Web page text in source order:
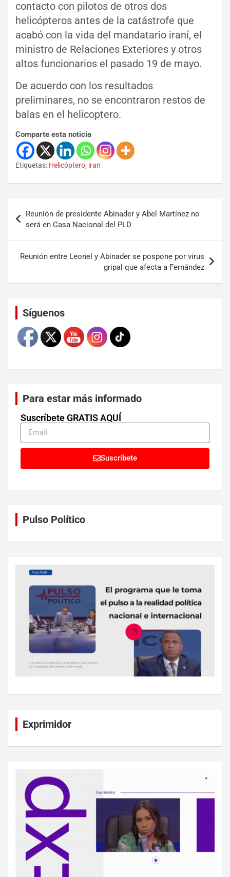
contacto con pilotos de otros dos
helicópteros antes de la catástrofe que
acabó con la vida del mandatario iraní, el
ministro de Relaciones Exteriores y otros
altos funcionarios el pasado 19 de mayo.
De acuerdo con los resultados
preliminares, no se encontraron restos de
balas en el helicoptero.
Comparte esta noticia
Etiquetas: Helicóptero, iran
Reunión de presidente Abinader y Abel Martínez no
será en Casa Nacional del PLD
Reunión entre Leonel y Abinader se pospone por virus
gripal que afecta a Fernández
Síguenos
Para estar más informado
Suscríbete GRATIS AQUÍ
Suscríbete
Pulso Político
Exprimidor